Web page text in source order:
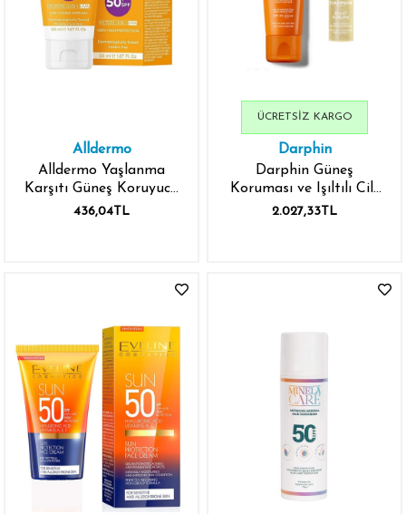
Alldermo
Alldermo Yaşlanma
Karşıtı Güneş Koruyucu
Krem Spf50+ 50 ml
436,04TL
Darphin
Darphin Güneş
Koruması ve Işıltılı Cilt
Görünüm Seti
2.027,33TL
ÜCRETSIZ KARGO